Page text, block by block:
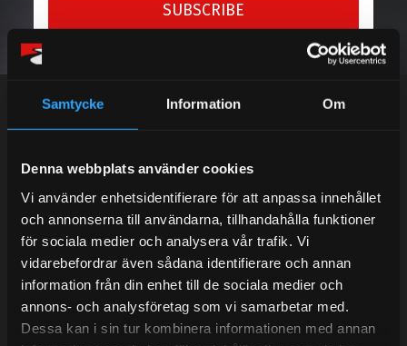
Samtycke Information Om
Denna webbplats använder cookies
Vi använder enhetsidentifierare för att anpassa innehållet
och annonserna till användarna, tillhandahålla funktioner
för sociala medier och analysera vår trafik. Vi
vidarebefordrar även sådana identifierare och annan
information från din enhet till de sociala medier och
annons- och analysföretag som vi samarbetar med.
Dessa kan i sin tur kombinera informationen med annan
SUBSCRIBE
Your personal information is processed in accordance with our privacy policy.
Telefonsupport:
Mån-Tors: 10:30-15:00
Lunchstängt 12:00-13:00
Tel: 031- 51 66 60